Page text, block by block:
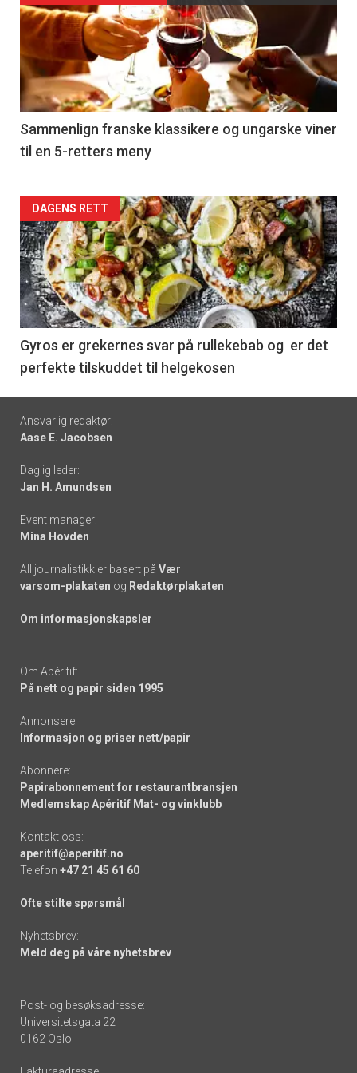
akkurat
nå
-
5
Sammenlign franske klassikere og ungarske viner
til en 5-retters meny
Forsiden
akkurat
nå
-
6
DAGENS RETT
Gyros er grekernes svar på rullekebab og er det
perfekte tilskuddet til helgekosen
Footer
-
links
Ansvarlig redaktør:
Aase E. Jacobsen
Daglig leder:
Jan H. Amundsen
Event manager:
Mina Hovden
All journalistikk er basert på Vær
varsom-plakaten og Redaktørplakaten
Om informasjonskapsler
Om Apéritif:
På nett og papir siden 1995
Annonsere:
Informasjon og priser nett/papir
Abonnere:
Papirabonnement for restaurantbransjen
Medlemskap Apéritif Mat- og vinklubb
Kontakt oss:
aperitif@aperitif.no
Telefon +47 21 45 61 60
Ofte stilte spørsmål
Nyhetsbrev:
Meld deg på våre nyhetsbrev
Post- og besøksadresse:
Universitetsgata 22
0162 Oslo